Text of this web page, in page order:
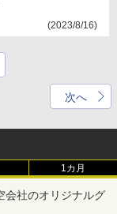
(2023/8/16)
次へ
1カ月
会社のオリジナルグ